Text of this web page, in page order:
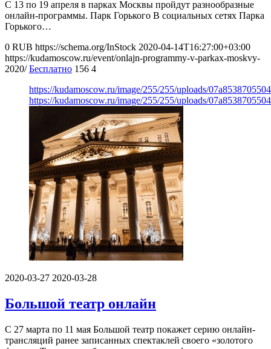
С 13 по 19 апреля в парках Москвы пройдут разнообразные
онлайн-программы. Парк Горького В социальных сетях Парка
Горького…
0 RUB https://schema.org/InStock 2020-04-14T16:27:00+03:00
https://kudamoscow.ru/event/onlajn-programmy-v-parkax-moskvy-
2020/ Бесплатно 156 4
https://kudamoscow.ru/image/255/255/uploads/
https://kudamoscow.ru/image/255/255/uploads/
2020-03-27 2020-03-28
Большой театр онлайн
С 27 марта по 11 мая Большой театр покажет серию онлайн-
трансляций ранее записанных спектаклей своего «золотого